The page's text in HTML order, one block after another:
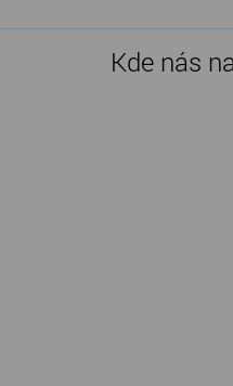
Kde nás